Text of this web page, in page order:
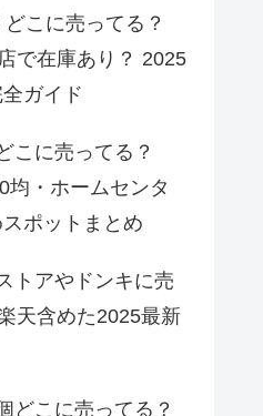
こに売ってる？
で在庫あり？ 2025
ガイド
こに売ってる？
均・ホームセンタ
ポットまとめ
トアやドンキに売
天含めた2025最新
どこに売ってる？